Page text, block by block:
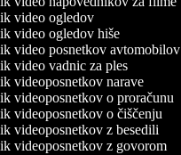
video ogledov
video ogledov hiše
video posnetkov avtomobilov
video vadnic za ples
videoposnetkov narave
videoposnetkov o proračunu
videoposnetkov o čiščenju
videoposnetkov z besedili
videoposnetkov z govorom